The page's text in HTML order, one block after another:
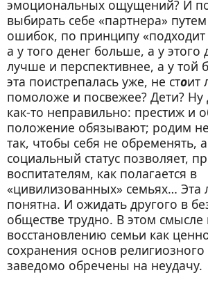
эмоциональных ощущений? И
выбирать себе «партнера»
ошибок, по принципу «подходит
а у того денег больше, а у этого
лучше и перспективнее, а у той
эта поистрепалась уже, не стоит
помоложе и посвежее? Дети? Ну
как-то неправильно: престиж и
положение обязывают; родим
так, чтобы себя не обременять,
социальный статус позволяет,
воспитателям, как полагается в
«цивилизованных» семьях… Эта
понятна. И ожидать другого в
обществе трудно. В этом
восстановлению семьи как
сохранения основ
заведомо обречены на неудачу.